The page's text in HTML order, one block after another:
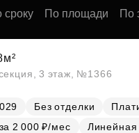
сроку По площади По
3 этаж, №1366
Без отделки
2 000 ₽/мес
Линейная